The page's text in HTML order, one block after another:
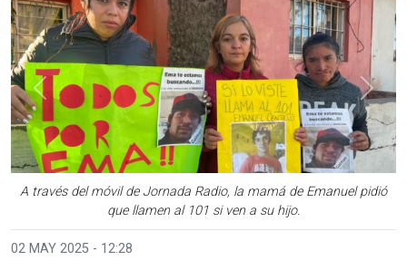
A través del móvil de Jornada Radio, la mamá de Emanuel pidió
que llamen al 101 si ven a su hijo.
Anterior
02 MAY 2025 - 12:28